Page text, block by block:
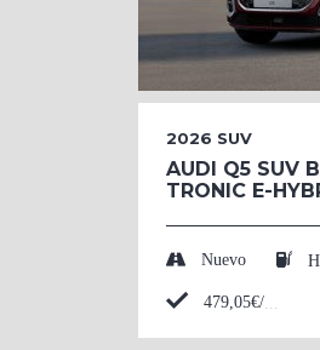
2026 SUV
AUDI Q5 SUV
TRONIC E-
Nuevo